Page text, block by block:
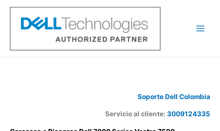
contenido
Soporte Dell Colombia
Servicio al cliente:3009124335